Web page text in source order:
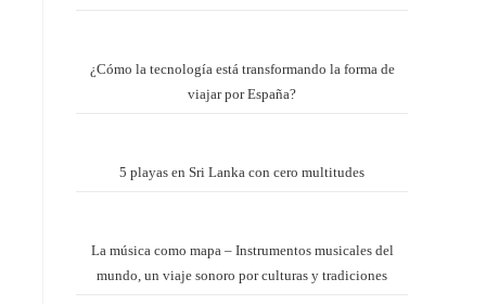
¿Cómo la tecnología está transformando la forma de
viajar por España?
5 playas en Sri Lanka con cero multitudes
La música como mapa – Instrumentos musicales del
mundo, un viaje sonoro por culturas y tradiciones